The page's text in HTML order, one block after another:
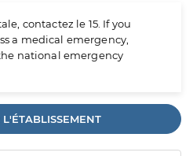
contactez le 15. If you
a medical emergency,
national emergency
L'ÉTABLISSEMENT